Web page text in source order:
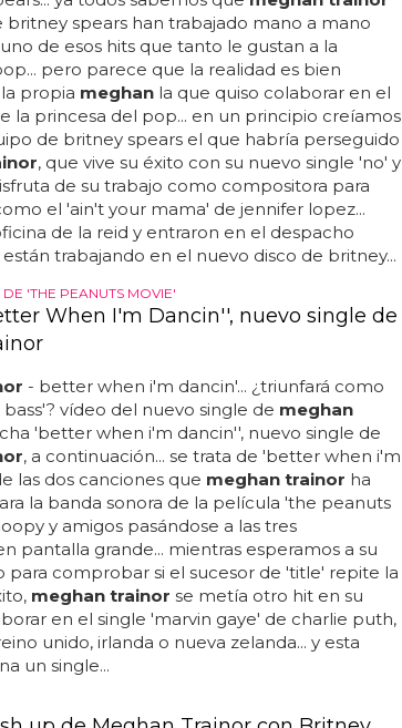
britney spears han trabajado mano a mano
de esos hits que tanto le gustan a la
pero parece que la realidad es bien
propia meghanla que quiso colaborar en el
la princesa del pop... en un principio creíamos
de britney spears el que habría perseguido
, que vive su éxito con su nuevo single 'no' y
de su trabajo como compositora para
el 'ain't your mama' de jennifer lopez...
de la reid y entraron en el despacho
trabajando en el nuevo disco de britney...
'THE PEANUTS MOVIE'
When I'm Dancin'', nuevo single de
- better when i'm dancin'... ¿triunfará como
vídeo del nuevo single de meghan
'better when i'm dancin'', nuevo single de
, a continuación... se trata de 'better when i'm
las dos canciones que meghan trainor ha
la banda sonora de la película 'the peanuts
y amigos pasándose a las tres
pantalla grande... mientras esperamos a su
para comprobar si el sucesor de 'title' repite la
meghan trainor se metía otro hit en su
en el single 'marvin gaye' de charlie puth,
unido, irlanda o nueva zelanda... y esta
un single...